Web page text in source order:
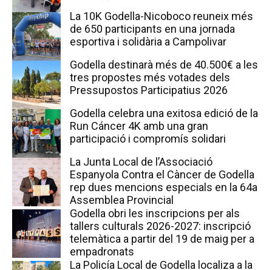
La 10K Godella-Nicoboco reuneix més
de 650 participants en una jornada
esportiva i solidària a Campolivar
Godella destinarà més de 40.500€ a les
tres propostes més votades dels
Pressupostos Participatius 2026
Godella celebra una exitosa edició de la
Run Cáncer 4K amb una gran
participació i compromís solidari
La Junta Local de l’Associació
Espanyola Contra el Càncer de Godella
rep dues mencions especials en la 64a
Assemblea Provincial
Godella obri les inscripcions per als
tallers culturals 2026-2027: inscripció
telemàtica a partir del 19 de maig per a
empadronats
La Policía Local de Godella localiza a la